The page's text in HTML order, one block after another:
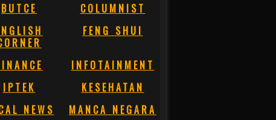
BUTCE
COLUMNIST
FENG SHUI
INFOTAINMENT
IPTEK
KESEHATAN
NEWS
MANCA NEGARA